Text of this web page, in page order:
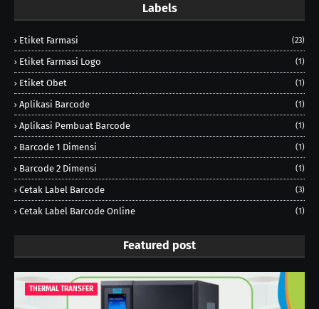
Labels
Etiket Farmasi (23)
Etiket Farmasi Logo (1)
Etiket Obet (1)
Aplikasi Barcode (1)
Aplikasi Pembuat Barcode (1)
Barcode 1 Dimensi (1)
Barcode 2 Dimensi (1)
Cetak Label Barcode (3)
Cetak Label Barcode Online (1)
Featured post
THERMAL TRANSFER